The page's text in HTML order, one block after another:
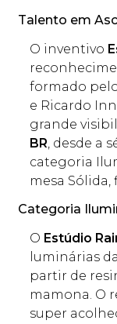
Talento em
O inventivo
formado
e Ricardo
grande
BR, desde a
categoria
mesa Sólida,
Categoria
O Estúdio
luminárias
partir de
mamona. O
super